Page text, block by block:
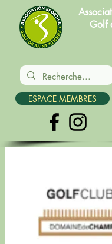
Golf
ESPACE MEMBRES